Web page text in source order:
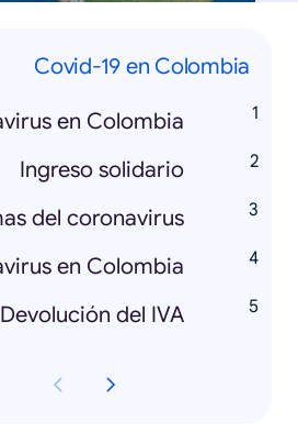
Covid-19 en Colombia
Ingreso solidario
Devolución del IVA